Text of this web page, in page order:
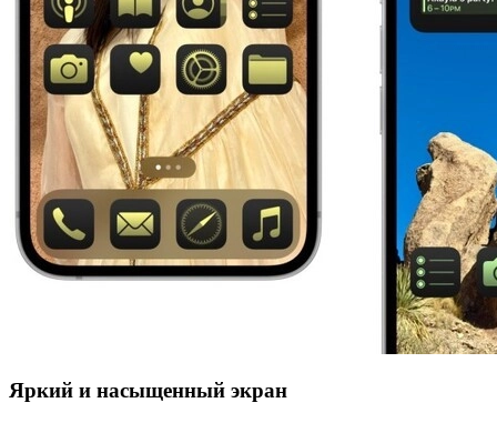
Яркий и насыщенный экран